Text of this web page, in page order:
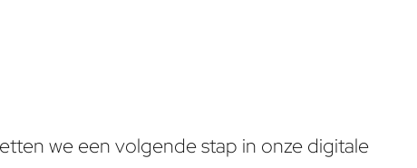
we een volgende stap in onze digitale